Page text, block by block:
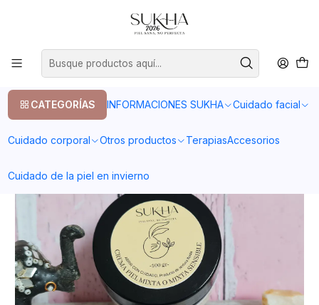
CATEGORÍAS INFORMACIONES SUKHA Cuidado facial
Cuidado corporal Otros productos TerapiasAccesorios
Cuidado de la piel en invierno
20% en tu primera compra con el codigo COMPRA1
Crema de rostro piel mixta o mixta sensible